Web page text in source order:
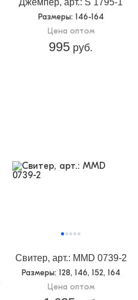
Размеры: 146-164
Цена оптом
995 руб.
Свитер, арт.: MMD 0739-2
Размеры: 128, 146, 152, 164
Цена оптом